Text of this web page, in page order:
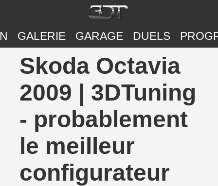
GALERIE GARAGE DUELS
Skoda Octavia
2009 | 3DTuning
- probablement
le meilleur
configurateur